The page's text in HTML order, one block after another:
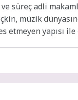
süreç adli
müzik
yapısı